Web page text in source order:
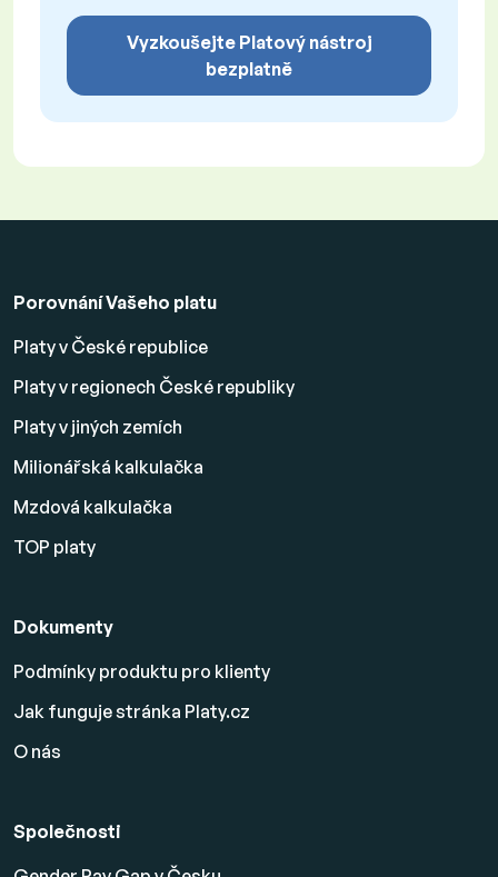
Vyzkoušejte Platový nástroj
bezplatně
Porovnání Vašeho platu
Platy v České republice
Platy v regionech České republiky
Platy v jiných zemích
Milionářská kalkulačka
Mzdová kalkulačka
TOP platy
Dokumenty
Podmínky produktu pro klienty
Jak funguje stránka Platy.cz
O nás
Společnosti